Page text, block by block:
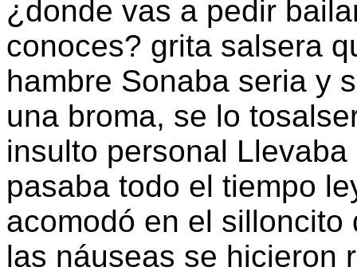
¿donde vas a pedir
conoces? grita salsera
hambre Sonaba seria y
una broma, se lo
insulto personal
pasaba todo el tiempo
acomodó en el
las náuseas se hicieron